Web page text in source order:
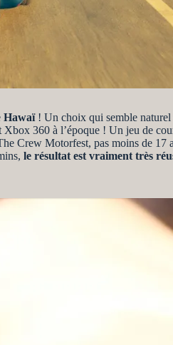
Hawaï! Un choix qui semble naturel
Xbox 360 à l’époque ! Un jeu de
Crew Motorfest, pas moins de 17
le résultat est vraiment très